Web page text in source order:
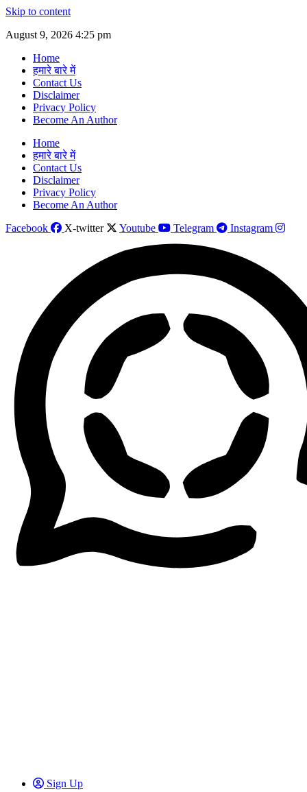
Skip to content
August 9, 2026 4:25 pm
Home
हमारे बारे में
Contact Us
Disclaimer
Privacy Policy
Become An Author
Home
हमारे बारे में
Contact Us
Disclaimer
Privacy Policy
Become An Author
Facebook
X-twitter Youtube Telegram Instagram
Sign Up